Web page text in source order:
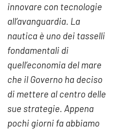
innovare con tecnologie
all’avanguardia. La
nautica è uno dei tasselli
fondamentali di
quell’economia del mare
che il Governo ha deciso
di mettere al centro delle
sue strategie. Appena
pochi giorni fa abbiamo